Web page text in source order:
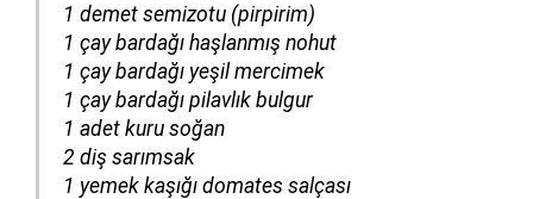
​​​​​​1 demet semizotu (pirpirim)
1 çay bardağı haşlanmış nohut
1 çay bardağı yeşil mercimek
1 çay bardağı pilavlık bulgur
1 adet kuru soğan
2 diş sarımsak
1 yemek kaşığı domates salçası